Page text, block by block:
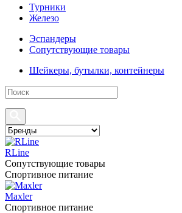
Турники
Железо
Эспандеры
Сопутствующие товары
Шейкеры, бутылки, контейнеры
RLine
Сопутствующие товары
Спортивное питание
Maxler
Спортивное питание